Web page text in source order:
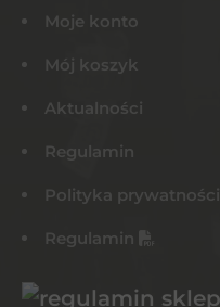
Moje konto
Mój koszyk
Aktualności
Regulamin
Polityka prywatności
Regulamin